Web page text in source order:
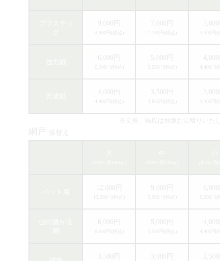
9,000円 7,000円
6,000円 5,000円
4,400円(
4,000円
4,400円(税込)
3,500円
※丈長、幅広は別途お見積りいた
網戸 張替え
12,000円 9,000円
6,000円 5,000円
4,400円(
3,500円 3,000円